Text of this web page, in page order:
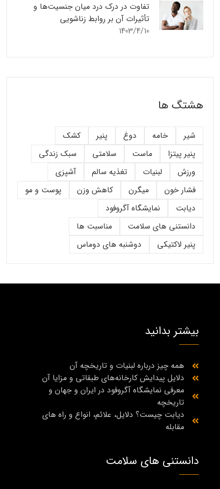
تفاوت در درک درد میان جنسیت‌ها و
تأثیرات آن بر روابط زناشویی
1403/4/10
هشتگ ها
شیر خامه دوغ پنیر
کشک
پنیر پیتزا
ماست سلامتی
سبک زندگی
ورزش
لبنیات تغذیه سالم
آشپزی
فشار خون
میگرن کاهش وزن
پوست و مو
دیابت
نمایشگاه آگروفود
دانستنی های سلامت
مناسبت ها
پنیر لاکتیکی
دوشنبه های دوماس
بیشتر بدانید
همه چیز درباره لبنیات و تاریخچه آن
دلایل پیدایش کارخانه‌های طبقاتی و مزایا آن
معرفی نمایشگاه آگروفود در ایران و جهان و
تاریخچه
دیابت چیست؟ دلایل، علائم، انواع و راه‌ های
مقابله
دانستنی های سلامت